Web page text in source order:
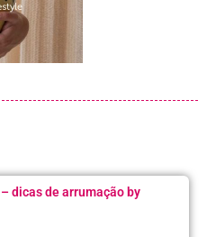
dicas de arrumação by